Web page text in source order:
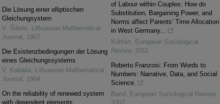
Die Lösung einer elliptischen
Gleichungsystem
V. Šileris, Lithuanian Mathematical
Journal , 1967
Die Existenzbedingungen der Lösung
eines Gleichungssystems
V. Kabaila, Lithuanian Mathematical
Journal , 1964
On the reliability of renewed system
with dependent elements
of Labour within Couples: How do
Substitution, Bargaining Power, and
Norms affect Parents’ Time Allocation
in West Germany...
Kühhirt, European Sociological
Review, 2011
Roberto Franzosi: From Words to
Numbers: Narrative, Data, and Social
Science.
Bond , European Sociological Review,